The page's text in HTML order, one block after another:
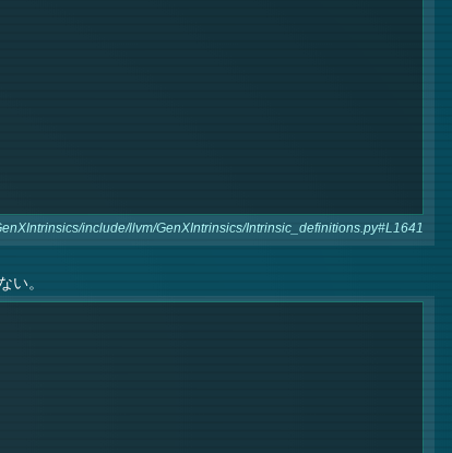
include/llvm/GenXIntrinsics/Intrinsic_definitions.py#L1641
い。